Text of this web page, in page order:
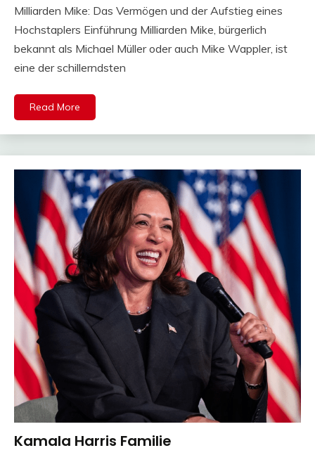
Milliarden Mike: Das Vermögen und der Aufstieg eines
Hochstaplers Einführung Milliarden Mike, bürgerlich
bekannt als Michael Müller oder auch Mike Wappler, ist
eine der schillerndsten
Read More
Trends
Kamala Harris Familie